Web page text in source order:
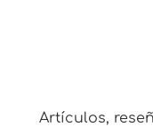
Artículos,